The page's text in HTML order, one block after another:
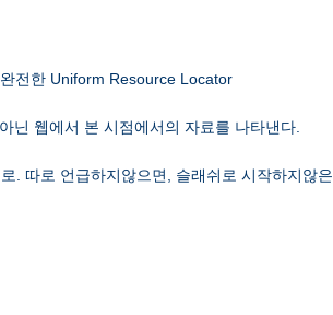
전한 Uniform Resource Locator
닌 웹에서 본 시점에서의 자료를 나타낸다.
. 따로 언급하지않으면, 슬래쉬로 시작하지않은